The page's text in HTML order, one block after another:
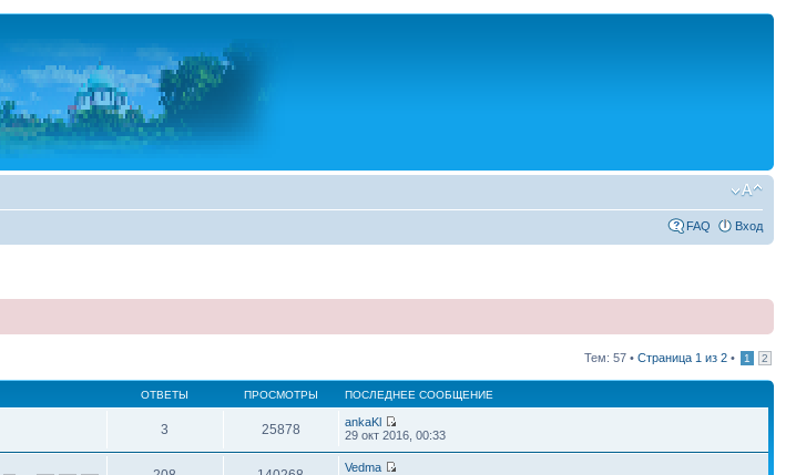
FAQ Вход
Тем: 57 • Страница 1 из 2 • 1 2
ОТВЕТЫ ПРОСМОТРЫ ПОСЛЕДНЕЕ СООБЩЕНИЕ
3 25878
ankaKl
29 окт 2016, 00:33
Vedma